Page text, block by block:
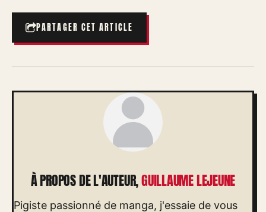
PARTAGER CET ARTICLE
À PROPOS DE L'AUTEUR,GUILLAUME LEJEUNE
Pigiste passionné de manga, j'essaie de vous